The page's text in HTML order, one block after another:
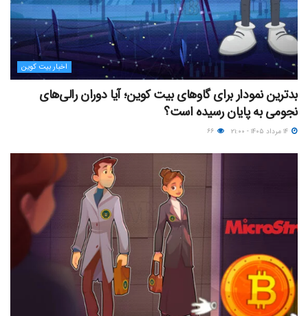
اخبار بیت کوین
بدترین نمودار برای گاوهای بیت کوین؛ آیا دوران رالی‌های
نجومی به پایان رسیده است؟